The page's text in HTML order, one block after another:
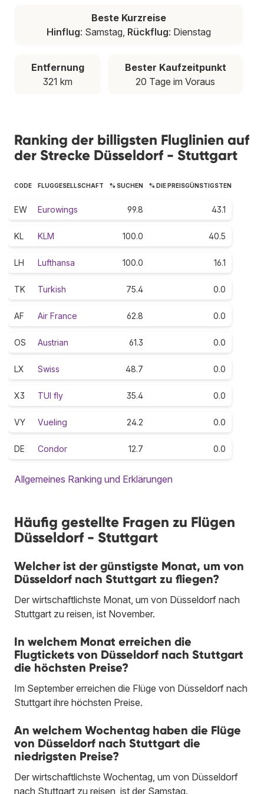
Beste Kurzreise
Hinflug: Samstag, Rückflug: Dienstag
Entfernung
321 km
Bester Kaufzeitpunkt
20 Tage im Voraus
Ranking der billigsten Fluglinien auf
der Strecke Düsseldorf - Stuttgart
CODE FLUGGESELLSCHAFT % SUCHEN % DIE PREISGÜNSTIGSTEN
EW Eurowings 99.8 43.1
KL KLM 100.0 40.5
LH Lufthansa 100.0 16.1
TK Turkish 75.4 0.0
AF Air France 62.8 0.0
OS Austrian 61.3 0.0
LX Swiss 48.7 0.0
X3 TUI fly 35.4 0.0
VY Vueling 24.2 0.0
DE Condor 12.7 0.0
Allgemeines Ranking und Erklärungen
Häufig gestellte Fragen zu Flügen
Düsseldorf - Stuttgart
Welcher ist der günstigste Monat, um von
Düsseldorf nach Stuttgart zu fliegen?
Der wirtschaftlichste Monat, um von Düsseldorf nach
Stuttgart zu reisen, ist November.
In welchem Monat erreichen die
Flugtickets von Düsseldorf nach Stuttgart
die höchsten Preise?
Im September erreichen die Flüge von Düsseldorf nach
Stuttgart ihre höchsten Preise.
An welchem Wochentag haben die Flüge
von Düsseldorf nach Stuttgart die
niedrigsten Preise?
Der wirtschaftlichste Wochentag, um von Düsseldorf
nach Stuttgart zu reisen, ist der Samstag.